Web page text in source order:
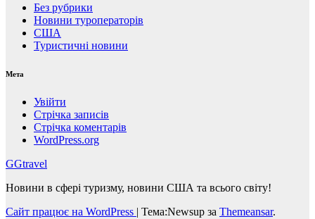
Без рубрики
Новини туроператорів
США
Туристичні новини
Мета
Увійти
Стрічка записів
Стрічка коментарів
WordPress.org
GGtravel
Новини в сфері туризму, новини США та всього світу!
Сайт працює на WordPress | Тема:Newsup за Themeansar.